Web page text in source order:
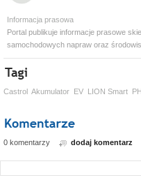
Informacja prasowa
Portal publikuje informacje prasowe
samochodowych napraw oraz
Castrol Akumulator EV LION Smart
0 komentarzy dodaj komentarz